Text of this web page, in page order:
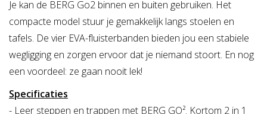
Je kan de BERG Go2 binnen en buiten gebruiken. Het
compacte model stuur je gemakkelijk langs stoelen en
tafels. De vier EVA-fluisterbanden bieden jou een stabiele
wegligging en zorgen ervoor dat je niemand stoort. En nog
een voordeel: ze gaan nooit lek!
Specificaties
- Leer steppen en trappen met BERG GO². Kortom 2 in 1